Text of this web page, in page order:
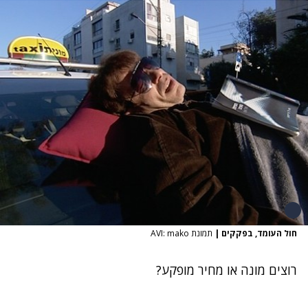
חול העומד, בפקקים | תמונת AVI: mako
נתקלנו בבעיה
רוצים מונה או מחיר מופקע?